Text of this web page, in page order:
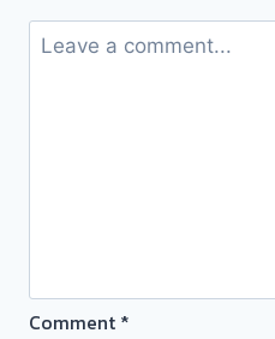
ตั๋ว
ฟรี
ราคา
ดี!
ตั๋ว
Comment *